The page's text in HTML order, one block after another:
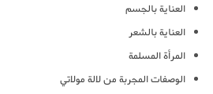
العناية بالجسم
العناية بالشعر
المرأة المسلمة
الوصفات المجربة من لالة مولاتي